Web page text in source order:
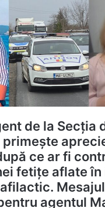
de la Secția
ce ar fi
fetițe aflate în
agentul